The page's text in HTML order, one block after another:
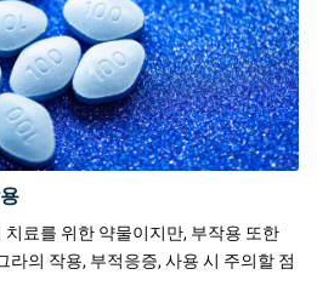
료를 위한 약물이지만, 부작용 또한
라의 작용, 부적응증, 사용 시 주의할 점